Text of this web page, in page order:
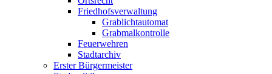
Friedhofsverwaltung
Grablichtautomat
Grabmalkontrolle
Feuerwehren
Stadtarchiv
Erster Bürgermeister